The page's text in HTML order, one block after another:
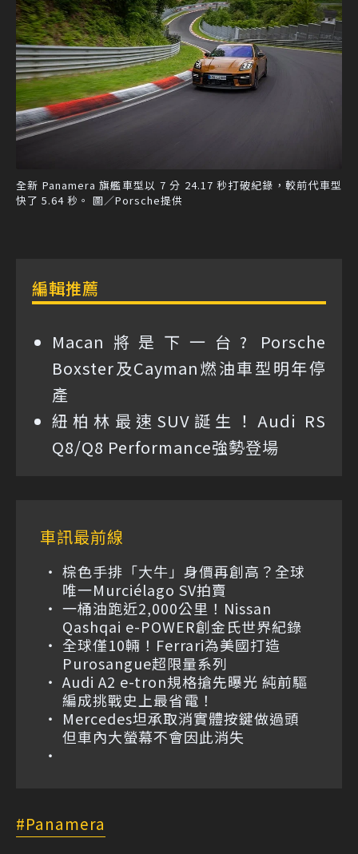
全新 Panamera 旗艦車型以 7 分 24.17 秒打破紀錄，較前代車型
快了 5.64 秒。 圖／Porsche提供
編輯推薦
Macan將是下一台? Porsche
Boxster及Cayman燃油車型明年停
產
紐柏林最速SUV誕生！Audi RS
Q8/Q8 Performance強勢登場
車訊最前線
棕色手排「大牛」身價再創高？全球
唯一Murciélago SV拍賣
一桶油跑近2,000公里！Nissan
Qashqai e-POWER創金氏世界紀錄
全球僅10輛！Ferrari為美國打造
Purosangue超限量系列
Audi A2 e-tron規格搶先曝光 純前驅
編成挑戰史上最省電！
Mercedes坦承取消實體按鍵做過頭
但車內大螢幕不會因此消失
Panamera